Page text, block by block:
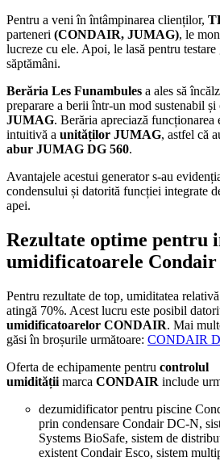
Pentru a veni în întâmpinarea clienților,
parteneri (CONDAIR, JUMAG), le
lucreze cu ele. Apoi, le lasă pentru
săptămâni.
Berăria Les Funambules a ales să
preparare a berii într-un mod sustenabil și
JUMAG. Berăria apreciază
intuitivă a unităților JUMAG, astfel că
abur JUMAG DG 560.
Avantajele acestui generator s-au
condensului și datorită funcției integrate
apei.
Rezultate optime pentru
umidificatoarele Condair
Pentru rezultate de top, umiditatea
atingă 70%. Acest lucru este posibil
umidificatoarelor CONDAIR. Mai
găsi în broșurile următoare: CONDAIR
Oferta de echipamente pentru controlul
umidității marca CONDAIR include
dezumidificator pentru piscine
prin condensare Condair DC-N,
Systems BioSafe, sistem de
existent Condair Esco, sistem